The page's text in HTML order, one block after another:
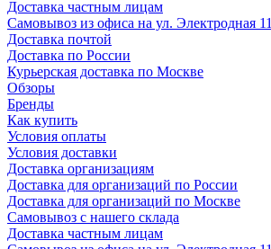
Доставка частным лицам
Самовывоз из офиса на ул. Электродная 11
Доставка почтой
Доставка по России
Курьерская доставка по Москве
Обзоры
Бренды
Как купить
Условия оплаты
Условия доставки
Доставка организациям
Доставка для организаций по России
Доставка для организаций по Москве
Самовывоз с нашего склада
Доставка частным лицам